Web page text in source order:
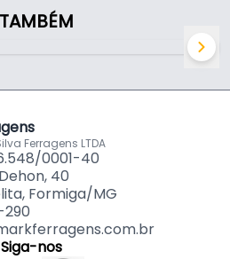
3,5 - 4,0 mm
50 mm
mm
e solida
Ferragens LTDA
0001-40
40
Formiga/MG
290
Siga-nos